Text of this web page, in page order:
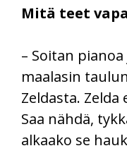
Mitä teet
– Soitan
maalasin
Zeldasta.
Saa nähdä,
alkaako se